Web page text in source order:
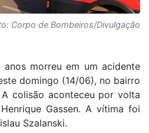
Corpo de Bombeiros/Divulgação
morreu em um acidente
domingo (14/06), no bairro
A colisão aconteceu por volta
Gassen. A vítima foi
Szalanski.